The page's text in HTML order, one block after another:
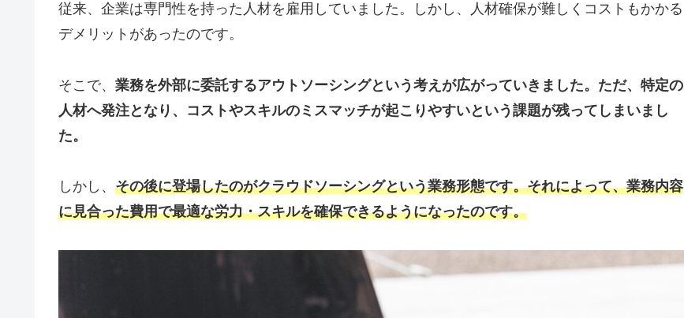
従来、企業は専門性を持った人材を雇用していました。しかし、人材確保が難しくコストもかかる
デメリットがあったのです。
そこで、 業務を外部に委託するアウトソーシングという考えが広がっていきました。ただ、特定の
人材へ発注となり、コストやスキルのミスマッチが起こりやすいという課題が残ってしまいまし
た。
しかし、 その後に登場したのがクラウドソーシングという業務形態です。それによって、業務内容
に見合った費用で最適な労力・スキルを確保できるようになったのです。